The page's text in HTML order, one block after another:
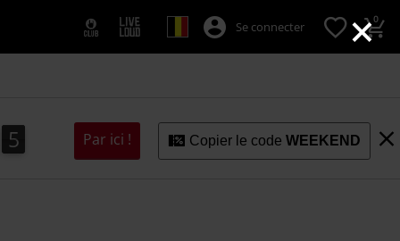
×
Se connecter 0
3
4
3
5
4 Par ici ! Copier le codeWEEKEND